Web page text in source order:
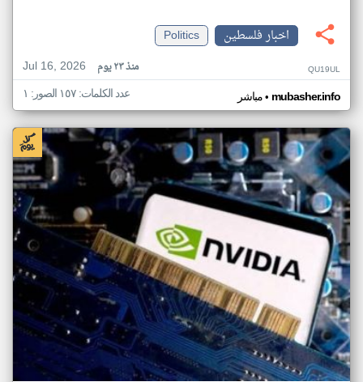
اخبار فلسطين
Politics
Jul 16, 2026
منذ ٢٣ يوم QU19UL
مباشر• mubasher.info عدد الكلمات: ١٥٧ الصور: ١